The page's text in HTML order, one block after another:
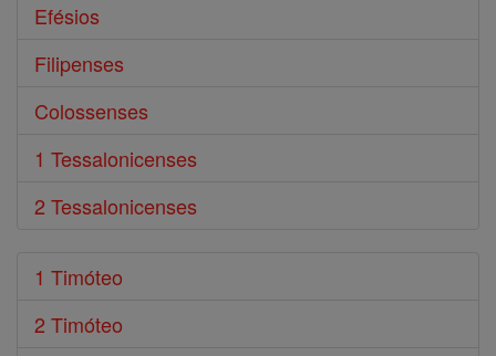
Efésios
Filipenses
Colossenses
1 Tessalonicenses
2 Tessalonicenses
1 Timóteo
2 Timóteo